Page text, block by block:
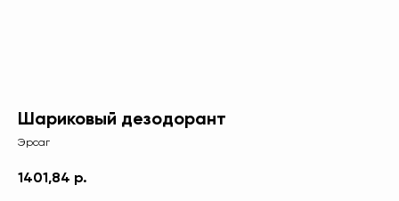
Шариковый дезодорант
Эрсаг
1401,84 р.